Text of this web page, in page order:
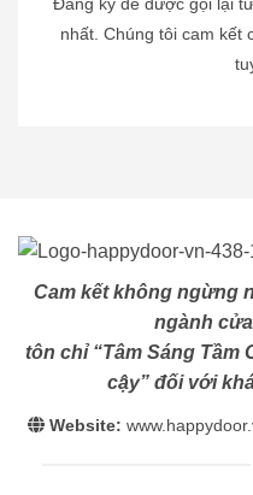
nhất. Chúng tôi cam kết
Cam kết không ngừng
ngành
tôn chỉ “Tâm Sáng Tầm
cậy” đối với
Website: